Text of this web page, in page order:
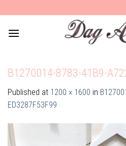
to
content
B1270014-8783-41B9-
Published at 1200 × 1600 in
ED3287F53F99